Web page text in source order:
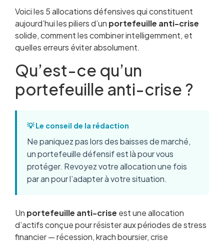
Voici les 5 allocations défensives qui constituent
aujourd’hui les piliers d’un portefeuille anti-crise
solide, comment les combiner intelligemment, et
quelles erreurs éviter absolument.
Qu’est-ce qu’un
portefeuille anti-crise ?
💡 Le conseil de la rédaction
Ne paniquez pas lors des baisses de marché,
un portefeuille défensif est là pour vous
protéger. Revoyez votre allocation une fois
par an pour l’adapter à votre situation.
Un portefeuille anti-crise est une allocation
d’actifs conçue pour résister aux périodes de stress
financier — récession, krach boursier, crise